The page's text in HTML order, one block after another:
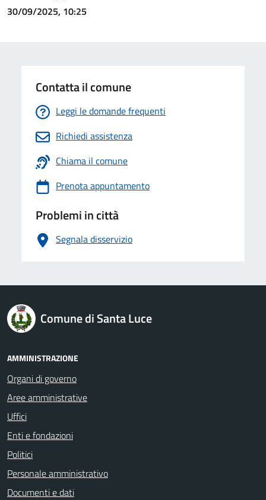
30/09/2025, 10:25
Contatta il comune
Leggi le domande frequenti
Richiedi assistenza
Chiama il comune
Prenota appuntamento
Problemi in città
Segnala disservizio
logo Unione Europea
Comune di Santa Luce
AMMINISTRAZIONE
Organi di governo
Aree amministrative
Uffici
Enti e fondazioni
Politici
Personale amministrativo
Documenti e dati